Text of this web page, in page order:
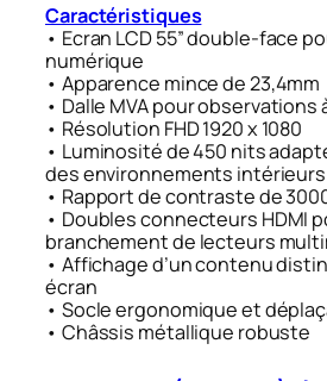
Caractéristiques
• Ecran LCD 55” double-face
numérique
• Apparence mince de 23,4mm
• Dalle MVA pour
• Résolution FHD 1920 x 1080
• Luminosité de 450 nits
des environnements intérieurs
• Rapport de contraste de
• Doubles connecteurs HDMI
branchement de lecteurs
• Affichage d’un contenu
écran
• Socle ergonomique et
• Châssis métallique robuste